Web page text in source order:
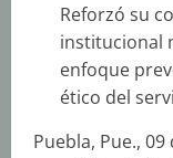
Reforzó su
institucional
enfoque
ético del
Puebla, Pue.,